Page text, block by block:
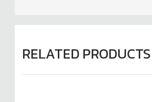
RELATED PRODUCTS